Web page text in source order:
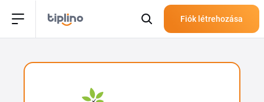
Fiók létrehozása